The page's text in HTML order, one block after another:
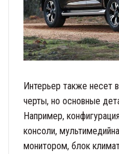
Интерьер также несет
черты, но основные
Например,
консоли,
монитором, блок